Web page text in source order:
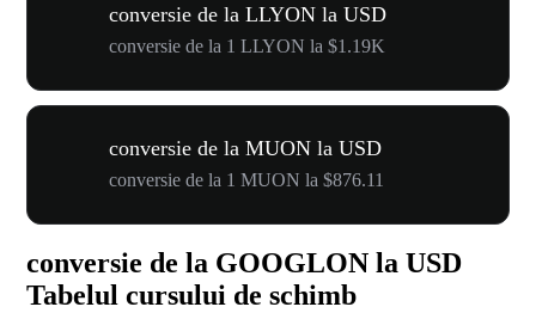
conversie de la LLYON la USD
conversie de la 1 LLYON la $1.19K
conversie de la MUON la USD
conversie de la 1 MUON la $876.11
conversie de la GOOGLON la USD
Tabelul cursului de schimb